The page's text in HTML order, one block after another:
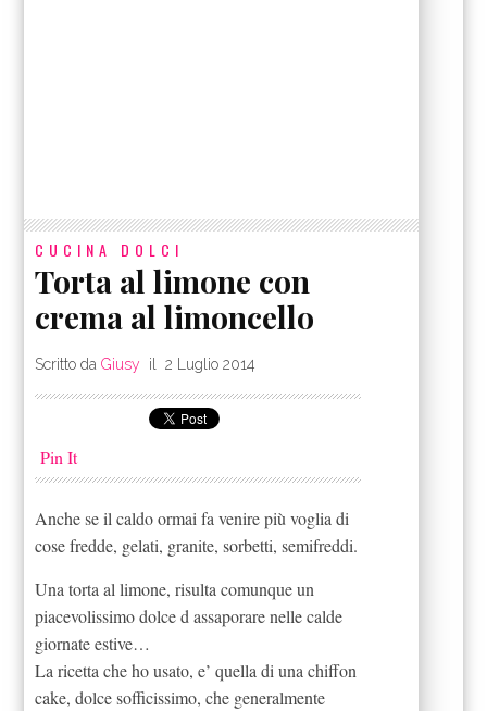
CUCINA DOLCI
Torta al limone con
crema al limoncello
Scritto daGiusy il2 Luglio 2014
Pin It
Anche se il caldo ormai fa venire più voglia di
cose fredde, gelati, granite, sorbetti, semifreddi.
Una torta al limone, risulta comunque un
piacevolissimo dolce d assaporare nelle calde
giornate estive…
La ricetta che ho usato, e’ quella di una chiffon
cake, dolce sofficissimo, che generalmente